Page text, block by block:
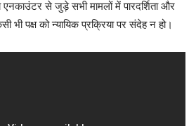
एनकाउंटर से जुड़े सभी मामलों में पारदर्शिता और
भी पक्ष को न्यायिक प्रक्रिया पर संदेह न हो।